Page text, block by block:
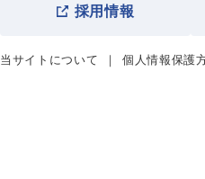
採用情報
当サイトについて 個人情報保護